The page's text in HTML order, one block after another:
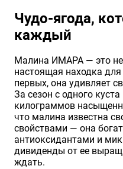
Чудо-ягода,
каждый
Малина ИМАРА — это не
настоящая находка
первых, она удивляет
За сезон с одного
килограммов
что малина известна
свойствами — она
антиоксидантами и
дивиденды от ее
ждать.